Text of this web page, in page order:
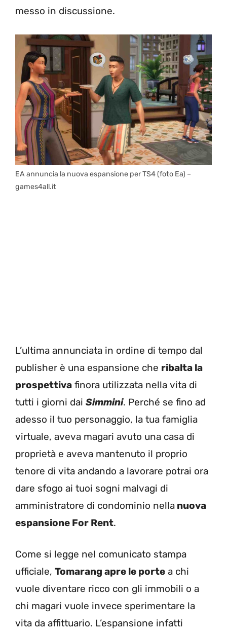
messo in discussione.
EA annuncia la nuova espansione per TS4 (foto Ea) –
games4all.it
L’ultima annunciata in ordine di tempo dal
publisher è una espansione che ribalta la
prospettiva finora utilizzata nella vita di
tutti i giorni dai Simmini. Perché se fino ad
adesso il tuo personaggio, la tua famiglia
virtuale, aveva magari avuto una casa di
proprietà e aveva mantenuto il proprio
tenore di vita andando a lavorare potrai ora
dare sfogo ai tuoi sogni malvagi di
amministratore di condominio nella nuova
espansione For Rent.
Come si legge nel comunicato stampa
ufficiale, Tomarang apre le porte a chi
vuole diventare ricco con gli immobili o a
chi magari vuole invece sperimentare la
vita da affittuario. L’espansione infatti